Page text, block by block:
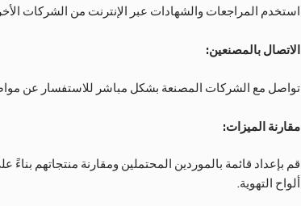
استخدم المراجعات والشهادات عبر الإنترنت من الشركات
الاتصال بالمصنعين:
تواصل مع الشركات المصنعة بشكل مباشر للاستفسار عن
مقارنة الميزات:
قم بإعداد قائمة بالموردين المحتملين ومقارنة منتجاتهم
ألواح التهوية.